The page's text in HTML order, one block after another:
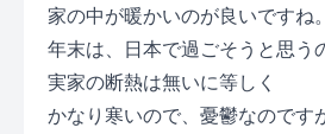
家の中が暖かいのが良いですね。
年末は、日本で過ごそうと思う
実家の断熱は無いに等しく
かなり寒いので、憂鬱なのです